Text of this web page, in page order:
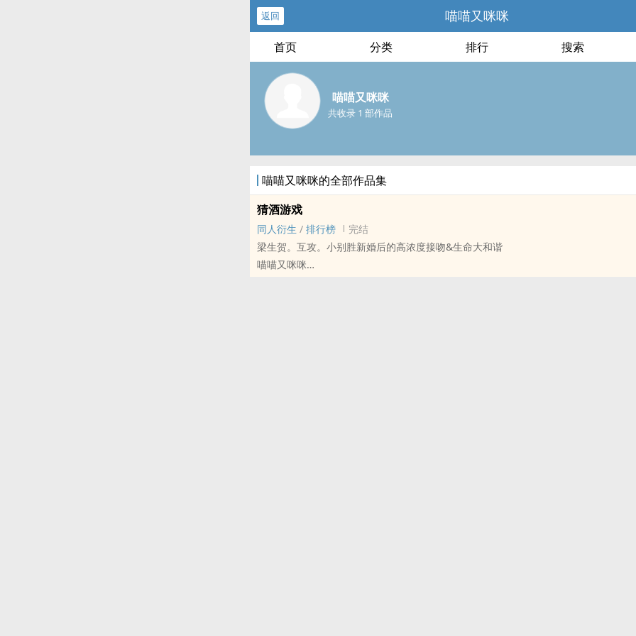
返回 喵喵又咪咪
首页 分类 排行 搜索
喵喵又咪咪
共收录 1 部作品
喵喵又咪咪的全部作品集
猜酒游戏
‍‍同‌‍人‍衍生 / 排行榜
完结
梁生贺。互攻。小别胜新婚后的高浓度接吻&生命大和谐
喵喵又咪咪